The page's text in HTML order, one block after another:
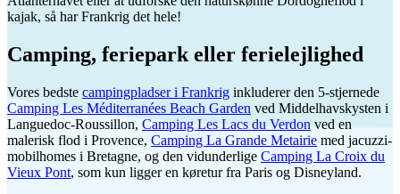
kajak, så har Frankrig det hele!
Camping, feriepark eller ferielejlighed
Vores bedste campingpladser i Frankrig inkluderer den 5-stjernede
Camping Les Méditerranées Beach Garden ved Middelhavskysten i
Languedoc-Roussillon, Camping Les Lacs du Verdon ved en
malerisk flod i Provence, Camping La Grande Metairie med jacuzzi-
mobilhomes i Bretagne, og den vidunderlige Camping La Croix du
Vieux Pont, som kun ligger en køretur fra Paris og Disneyland.